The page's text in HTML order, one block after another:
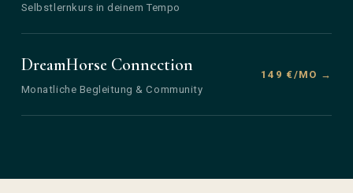
Selbstlernkurs in deinem Tempo
DreamHorse Connection
Monatliche Begleitung & Community
149 €/MO →